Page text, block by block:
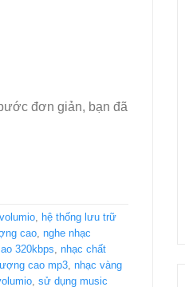
đơn giản, bạn đã
, hệ thống lưu trữ
cao, nghe nhạc
320kbps, nhạc chất
cao mp3, nhạc vàng
, sử dụng music